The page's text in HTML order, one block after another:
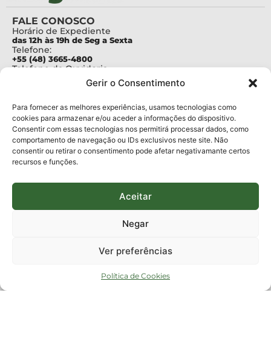
Gerir o Consentimento
Para fornecer as melhores experiências, usamos tecnologias como
cookies para armazenar e/ou aceder a informações do dispositivo.
Consentir com essas tecnologias nos permitirá processar dados, como
comportamento de navegação ou IDs exclusivos neste site. Não
consentir ou retirar o consentimento pode afetar negativamante certos
recursos e funções.
Aceitar
Negar
Ver preferências
Política de Cookies
FALE CONOSCO
Horário de Expediente
das 12h às 19h de Seg a Sexta
Telefone:
+55 (48) 3665-4800
Telefone da Ouvidoria
Para assuntos relacionados à Pesquisa
pesquisa@fapesc.sc.gov.br
Para assuntos relacionados à Inovação
inovacao@fapesc.sc.gov.br
Para assuntos relacionados à Bolsas
bolsas@fapesc.sc.gov.br
Para assuntos relacionados à Prestação de Contas
Para assuntos relacionados à Plataforma
plataforma@fapesc.sc.gov.br
Jair Artur da Silva dpo@fapesc.sc.gov.br 3665-4831
km 01, Módulo 12A, Edifício Fapesc / Celta, 5° andar